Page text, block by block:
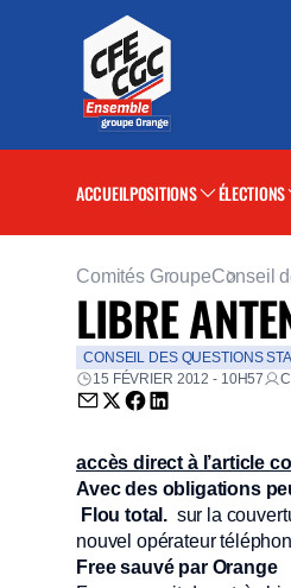
ACCUEILPOSITIONS ÉLECTIONS
Comités GroupeConseil
LIBRE
CONSEIL DES QUESTIONS
15 FÉVRIER 2012 - 10H57
Envoyer par email
Partager sur Twitter
Partager sur
Partager sur
accès direct à l’article
Avec des obligations
Flou total. sur la
nouvel opérateur
Free sauvé par Orange